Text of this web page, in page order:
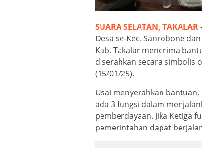
SUARA SELATAN, TAKALAR
Desa se-Kec. Sanrobone
Kab. Takalar menerima
diserahkan secara simbolis
(15/01/25).
Usai menyerahkan
ada 3 fungsi dalam
pemberdayaan. Jika Ketiga
pemerintahan dapat